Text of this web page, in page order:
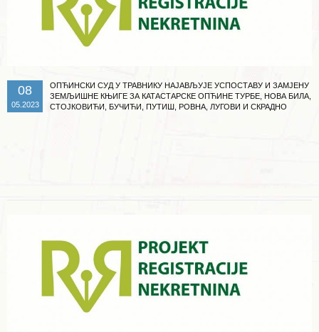
08
05.2023
ОПЋИНСКИ СУД У ТРАВНИКУ НАЈАВЉУЈЕ УСПОСТАВУ И ЗАМЈЕНУ
ЗЕМЉИШНЕ КЊИГЕ ЗА КАТАСТАРСКЕ ОПЋИНЕ ТУРБЕ, НОВА БИЛА,
СТОЈКОВИЋИ, БУЧИЋИ, ПУТИШ, РОВНА, ЛУГОВИ И СКРАДНО